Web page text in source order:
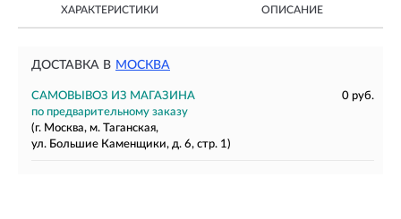
ХАРАКТЕРИСТИКИ ОПИСАНИЕ
ДОСТАВКА В МОСКВА
САМОВЫВОЗ ИЗ МАГАЗИНА
0 руб.
по предварительному заказу
(г. Москва, м. Таганская,
ул. Большие Каменщики, д. 6, стр. 1)